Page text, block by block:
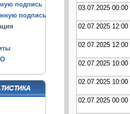
подпись
подпись
03.07.2025 00:00
02.07.2025 12:00
02.07.2025 12:00
02.07.2025 10:00
02.07.2025 10:00
02.07.2025 00:00